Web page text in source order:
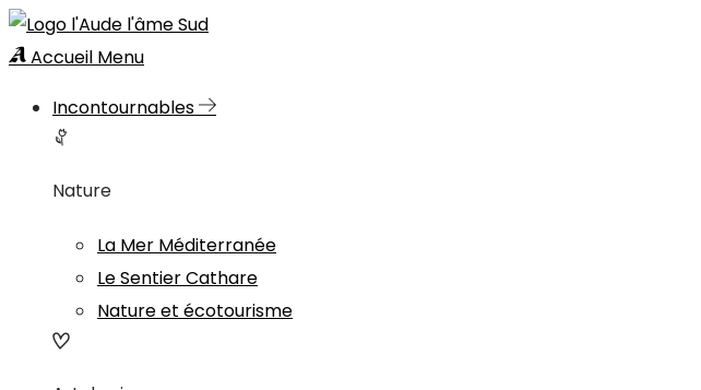
Accueil Menu
Incontournables
Nature
La Mer Méditerranée
Le Sentier Cathare
Nature et écotourisme